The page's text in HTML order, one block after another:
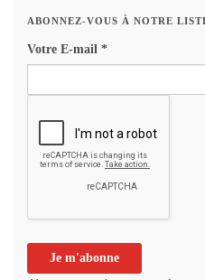
ABONNEZ-VOUS À NOTRE
Votre E-mail *